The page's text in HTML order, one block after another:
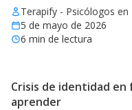
Terapify - Psicólogos en
5 de mayo de 2026
6 min de lectura
Crisis de identidad
aprender